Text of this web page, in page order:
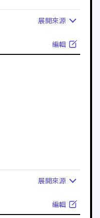
展開來源
編輯
展開來源
編輯